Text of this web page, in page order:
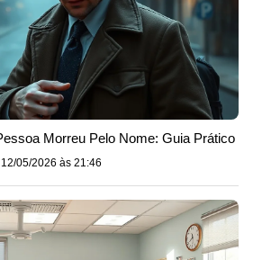
Morreu Pelo Nome: Guia Prático
12/05/2026 às 21:46